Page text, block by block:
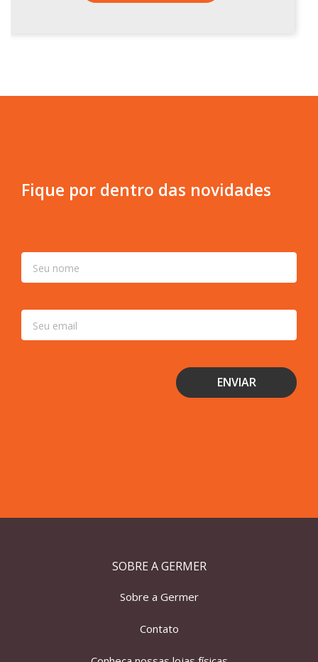
Fique por dentro das novidades
SOBRE A GERMER
Sobre a Germer
Contato